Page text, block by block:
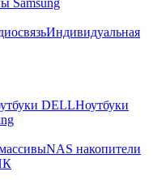
Samsung
Индивидуальная
DELLНоутбуки
NAS накопители